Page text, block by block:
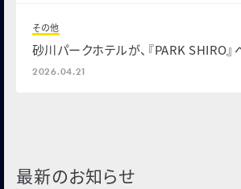
その他
砂川パークホテルが、『PARK SHIRO
わります
2026.04.21
最新のお知らせ